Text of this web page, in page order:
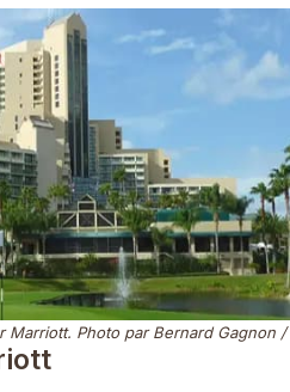
Marriott. Photo par Bernard Gagnon /